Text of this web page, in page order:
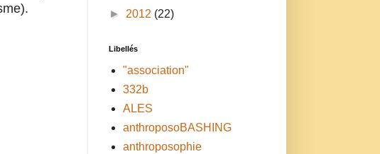
► 2012 (22)
Libellés
"association"
332b
ALES
anthroposoBASHING
anthroposophie